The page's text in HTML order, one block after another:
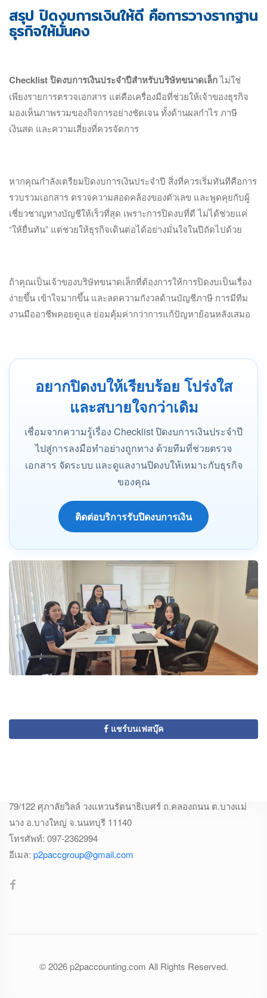
สรุป ปิดงบการเงินให้ดี คือการวางรากฐาน
ธุรกิจให้มั่นคง
Checklist ปิดงบการเงินประจำปีสำหรับบริษัทขนาดเล็กไม่ใช่
เพียงรายการตรวจเอกสาร แต่คือเครื่องมือที่ช่วยให้เจ้าของธุรกิจ
มองเห็นภาพรวมของกิจการอย่างชัดเจน ทั้งด้านผลกำไร ภาษี
เงินสด และความเสี่ยงที่ควรจัดการ
หากคุณกำลังเตรียมปิดงบการเงินประจำปี สิ่งที่ควรเริ่มทันทีคือการ
รวบรวมเอกสาร ตรวจความสอดคล้องของตัวเลข และพูดคุยกับผู้
เชี่ยวชาญทางบัญชีให้เร็วที่สุด เพราะการปิดงบที่ดี ไม่ได้ช่วยแค่
“ให้ยื่นทัน” แต่ช่วยให้ธุรกิจเดินต่อได้อย่างมั่นใจในปีถัดไปด้วย
ถ้าคุณเป็นเจ้าของบริษัทขนาดเล็กที่ต้องการให้การปิดงบเป็นเรื่อง
ง่ายขึ้น เข้าใจมากขึ้น และลดความกังวลด้านบัญชีภาษี การมีทีม
งานมืออาชีพคอยดูแล ย่อมคุ้มค่ากว่าการแก้ปัญหาย้อนหลังเสมอ
อยากปิดงบให้เรียบร้อย โปร่งใส
และสบายใจกว่าเดิม
เชื่อมจากความรู้เรื่อง Checklist ปิดงบการเงินประจำปี
ไปสู่การลงมือทำอย่างถูกทาง ด้วยทีมที่ช่วยตรวจ
เอกสาร จัดระบบ และดูแลงานปิดงบให้เหมาะกับธุรกิจ
ของคุณ
ติดต่อบริการรับปิดงบการเงิน
แชร์บนเฟสบุ๊ค
บริษัท สำนักงานบัญชี พีทูพี จำกัด
ประเภทธุรกิจ: กิจกรรมเกี่ยวกับบัญชีการทำบัญชีการตรวจสอบ
บัญชีการให้คำปรึกษาด้านภาษีมีวัตถุประสงค์ของธุรกิจเพื่อ
ประกอบกิจการบริการรับเป็นที่ปรึกษาแนะนำเกี่ยวกับด้านบัญชี
และด้านภาษี
บริการของเรา
รับคัดหนังสือรับรอง
79/122 ศุภาลัยวิลล์ วงแหวนรัตนาธิเบศร์ ถ.คลองถนน ต.บางแม่
นาง อ.บางใหญ่ จ.นนทบุรี 11140
โทรศัพท์: 097-2362994
อีเมล: p2paccgroup@gmail.com
© 2026p2paccounting.com All Rights Reserved.